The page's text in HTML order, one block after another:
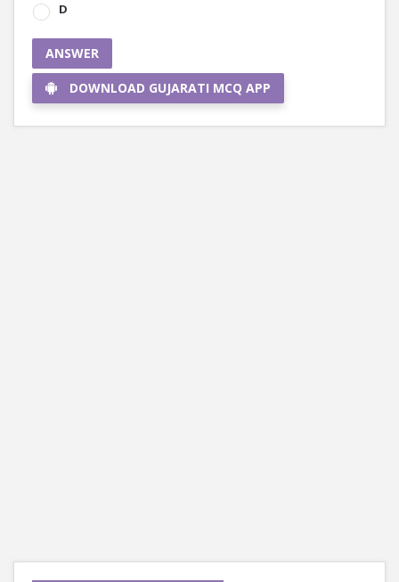
D
ANSWER
DOWNLOAD GUJARATI MCQ APP